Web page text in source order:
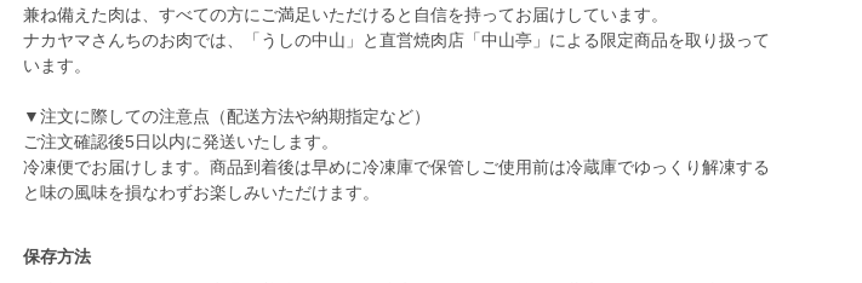
兼ね備えた肉は、すべての方にご満足いただけると自信を持ってお届けしています。
ナカヤマさんちのお肉では、「うしの中山」と直営焼肉店「中山亭」による限定商品を取り扱って
います。
▼注文に際しての注意点（配送方法や納期指定など）
ご注文確認後5日以内に発送いたします。
冷凍便でお届けします。商品到着後は早めに冷凍庫で保管しご使用前は冷蔵庫でゆっくり解凍する
と味の風味を損なわずお楽しみいただけます。
保存方法